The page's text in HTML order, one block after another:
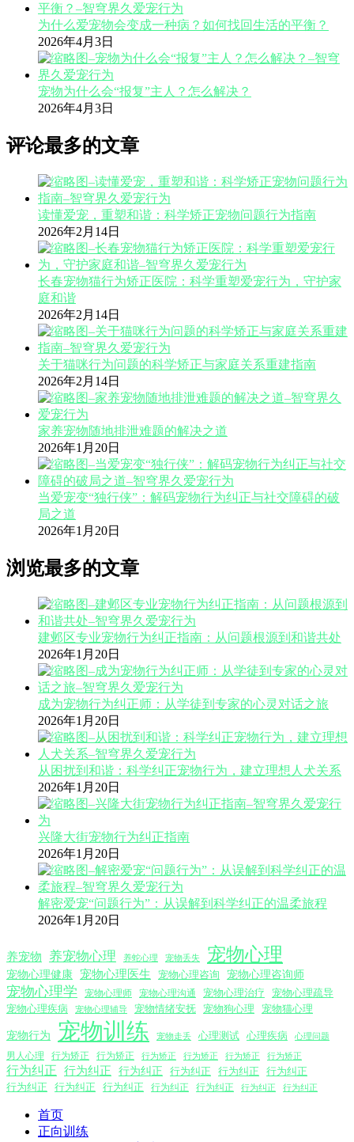
为什么爱宠物会变成一种病？如何找回生活的平衡？
2026年4月3日
宠物为什么会“报复”主人？怎么解决？
2026年4月3日
评论最多的文章
读懂爱宠，重塑和谐：科学矫正宠物问题行为指南
2026年2月14日
长春宠物猫行为矫正医院：科学重塑爱宠行为，守护家
庭和谐
2026年2月14日
关于猫咪行为问题的科学矫正与家庭关系重建指南
2026年2月14日
家养宠物随地排泄难题的解决之道
2026年1月20日
当爱宠变“独行侠”：解码宠物行为纠正与社交障碍的破
局之道
2026年1月20日
浏览最多的文章
建邺区专业宠物行为纠正指南：从问题根源到和谐共处
2026年1月20日
成为宠物行为纠正师：从学徒到专家的心灵对话之旅
2026年1月20日
从困扰到和谐：科学纠正宠物行为，建立理想人犬关系
2026年1月20日
兴隆大街宠物行为纠正指南
2026年1月20日
解密爱宠“问题行为”：从误解到科学纠正的温柔旅程
2026年1月20日
养宠物 养宠物心理 养蛇心理 宠物丢失 宠物心理
宠物心理健康 宠物心理医生 宠物心理咨询 宠物心理咨询师
宠物心理学 宠物心理师 宠物心理沟通 宠物心理治疗
宠物心理疏导
宠物心理疾病
宠物心理辅导 宠物情绪安抚 宠物狗心理 宠物猫心理
宠物行为 宠物训练 宠物走丢 心理测试 心理疾病 心理问题
男人心理 行为矫正 行为矫正 行为矫正 行为矫正 行为矫正 行为矫正
行为纠正 行为纠正 行为纠正 行为纠正 行为纠正
行为纠正
行为纠正
行为纠正 行为纠正 行为纠正 行为纠正 行为纠正 行为纠正
首页
正向训练